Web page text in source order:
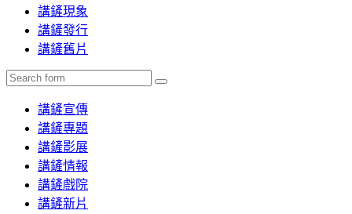
講鏟現象
講鏟發行
講鏟舊片
Search
講鏟宣傳
講鏟專題
講鏟影展
講鏟情報
講鏟戲院
講鏟新片